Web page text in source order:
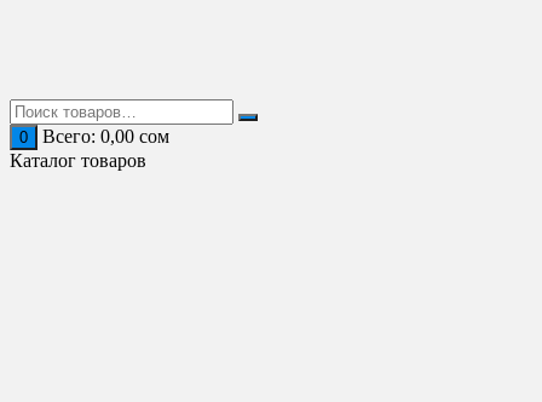
0 Всего: 0,00 сом
Каталог товаров